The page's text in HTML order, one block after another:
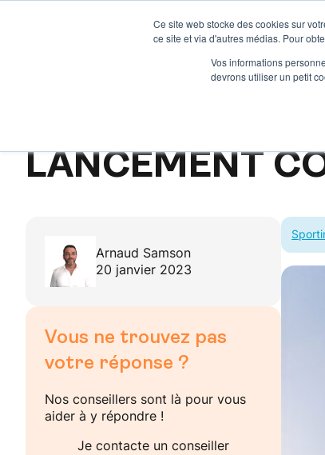
Ce site web stocke des cookies sur
ce site et via d'autres médias. Pour
Vos informations
devrons utiliser un petit
Notre Offre Vendre un
Lancement commercial : Sporting Tily
LANCEMENT
Arnaud Samson
20 janvier 2023
Vous ne trouvez pas
votre réponse ?
Nos conseillers sont là pour vous
aider à y répondre !
Je contacte un conseiller